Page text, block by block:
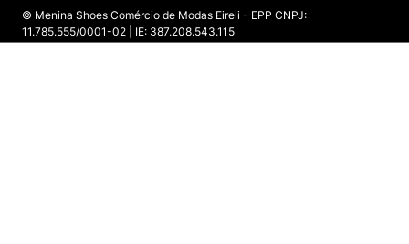
© Menina Shoes Comércio de Modas Eireli - EPP CNPJ:
11.785.555/0001-02 | IE: 387.208.543.115